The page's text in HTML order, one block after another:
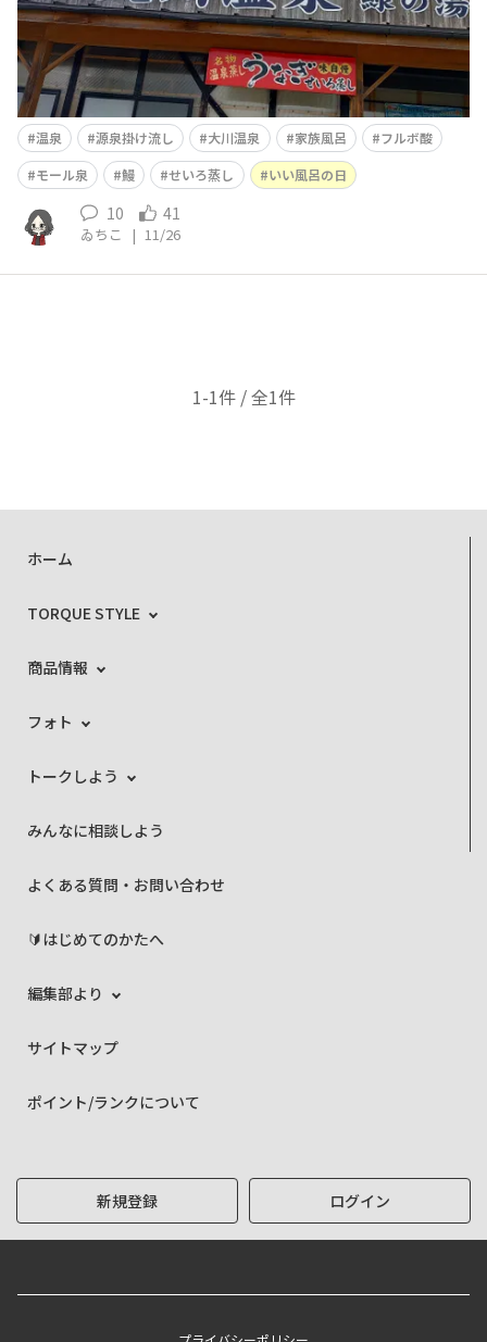
温泉 源泉掛け流し 大川温泉 家族風呂
フルボ酸
モール泉
鰻 せいろ蒸し いい風呂の日
10 41
ゐちこ | 11/26
1-1件 / 全1件
ホーム
TORQUE STYLE
商品情報
フォト
トークしよう
みんなに相談しよう
よくある質問・お問い合わせ
🔰はじめてのかたへ
編集部より
サイトマップ
ポイント/ランクについて
新規登録 ログイン